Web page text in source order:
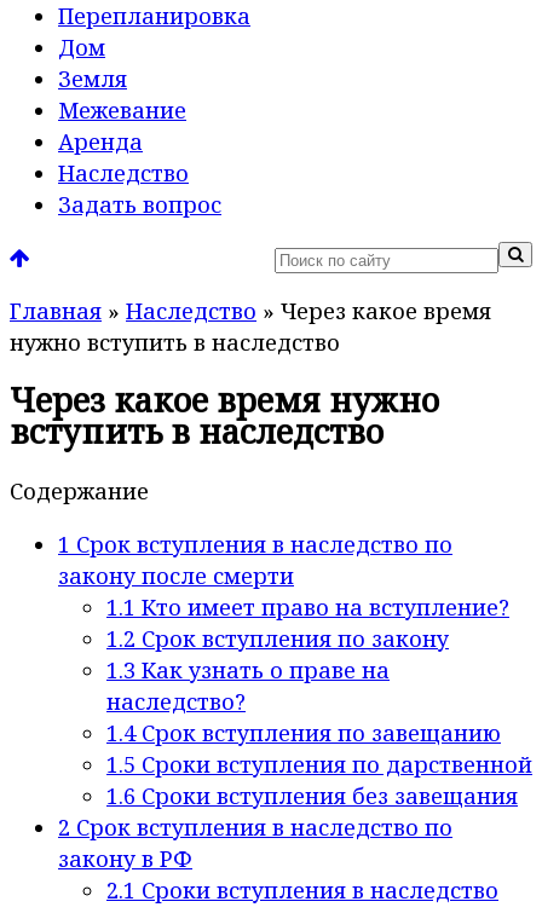
Перепланировка
Дом
Земля
Межевание
Аренда
Наследство
Задать вопрос
Главная » Наследство » Через какое время
нужно вступить в наследство
Через какое время нужно
вступить в наследство
Содержание
1 Срок вступления в наследство по
закону после смерти
1.1 Кто имеет право на вступление?
1.2 Срок вступления по закону
1.3 Как узнать о праве на
наследство?
1.4Срок вступления по завещанию
1.5 Сроки вступления по дарственной
1.6 Сроки вступления без завещания
2 Срок вступления в наследство по
закону в РФ
2.1 Сроки вступления в наследство